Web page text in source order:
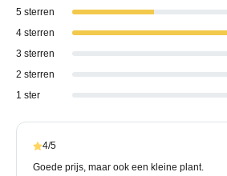
5 sterren
4 sterren
3 sterren
2 sterren
1 ster
4/5
Goede prijs, maar ook een kleine plant.